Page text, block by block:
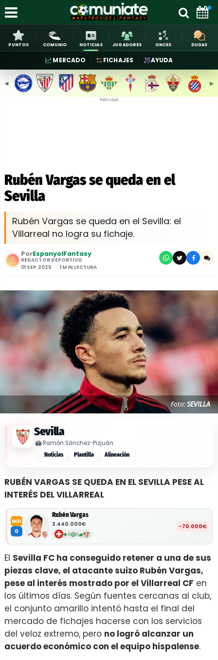
PUNTOS COMUNIO NOTICIAS JUGADORES ONCES DUDAS
MERCADO FICHAJES AYUDA
◀︎ ▶︎
Publicidad
Rubén Vargas se queda en el
Sevilla
Rubén Vargas se queda en el Sevilla: el
Villarreal no logra su fichaje.
PorEspanyolFantasy
REDACTOR DEPORTIVO
01 SEP 2025
1 MIN LECTURA
Foto:SEVILLA
Sevilla
🏟️Ramón Sánchez-Pizjuán
Noticias Plantilla Alineación
RUBÉN VARGAS SE QUEDA EN EL SEVILLA PESE AL
INTERÉS DEL VILLARREAL
MD
0
Rubén Vargas
3.440.000€
0 0
-70.000€
El Sevilla FC ha conseguido retener a una de sus
piezas clave, el atacante suizo Rubén Vargas,
pese al interés mostrado por el Villarreal CF en
los últimos días. Según fuentes cercanas al club,
el conjunto amarillo intentó hasta el final del
mercado de fichajes hacerse con los servicios
del veloz extremo, pero no logró alcanzar un
acuerdo económico con el equipo hispalense.